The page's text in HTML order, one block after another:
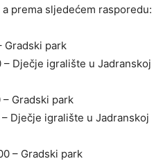
prema sljedećem rasporedu:
Gradski park
– Dječje igralište u Jadranskoj
– Gradski park
Dječje igralište u Jadranskoj
– Gradski park